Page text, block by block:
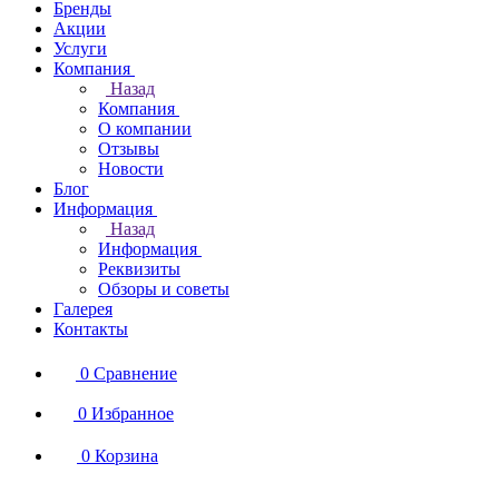
Бренды
Акции
Услуги
Компания
Назад
Компания
О компании
Отзывы
Новости
Блог
Информация
Назад
Информация
Реквизиты
Обзоры и советы
Галерея
Контакты
0 Сравнение
0 Избранное
0 Корзина